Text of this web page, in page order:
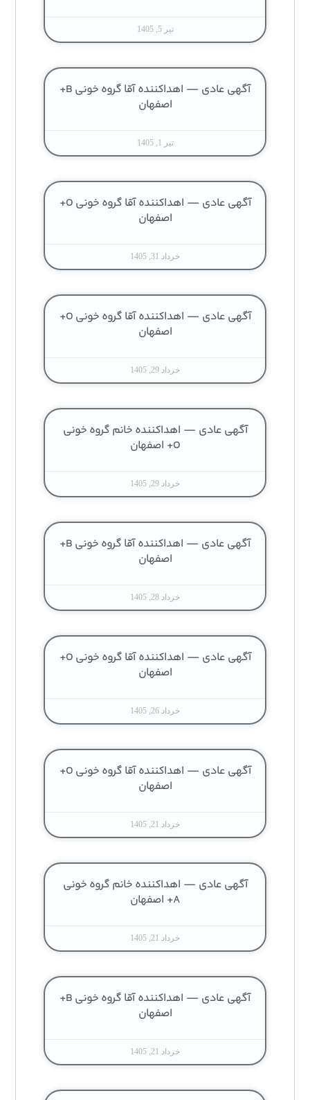
تیر 5, 1405
آگهی عادی — اهداکننده آقا گروه خونی B+
اصفهان
تیر 1, 1405
آگهی عادی — اهداکننده آقا گروه خونی O+
اصفهان
خرداد 31, 1405
آگهی عادی — اهداکننده آقا گروه خونی O+
اصفهان
خرداد 29, 1405
آگهی عادی — اهداکننده خانم گروه خونی
O+ اصفهان
خرداد 29, 1405
آگهی عادی — اهداکننده آقا گروه خونی B+
اصفهان
خرداد 28, 1405
آگهی عادی — اهداکننده آقا گروه خونی O+
اصفهان
خرداد 26, 1405
آگهی عادی — اهداکننده آقا گروه خونی O+
اصفهان
خرداد 21, 1405
آگهی عادی — اهداکننده خانم گروه خونی
A+ اصفهان
خرداد 21, 1405
آگهی عادی — اهداکننده آقا گروه خونی B+
اصفهان
خرداد 21, 1405